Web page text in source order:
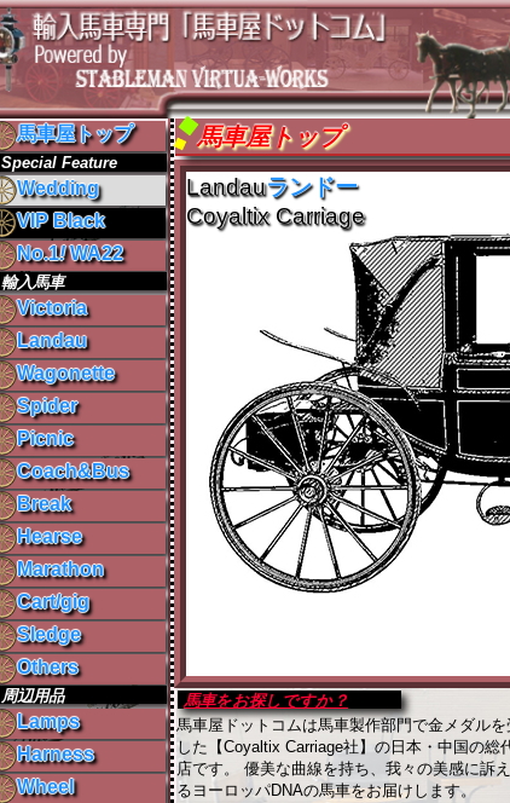
馬車屋トップ
Special Feature
Wedding
VIP Black
No.1!WA22
輸入馬車
Victoria
Landau
Wagonette
Spider
Picnic
Coach&Bus
Break
Hearse
Marathon
Cart/gig
Sledge
Others
周辺用品
Lamps
Harness
Wheel
馬車屋トップ
Landauランドー
Coyaltix Carriage
馬車をお探しですか？
馬車屋ドットコムは馬車製作部門で金メダルを
した【Coyaltix Carriage社】の日本・中国の総
店です。 優美な曲線を持ち、我々の美感に訴
るヨーロッパDNAの馬車をお届けします。